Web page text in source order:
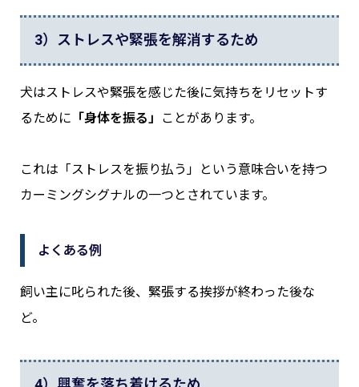
3）ストレスや緊張を解消するため
犬はストレスや緊張を感じた後に気持ちをリセットす
るために 「身体を振る」 ことがあります。
これは「ストレスを振り払う」という意味合いを持つ
カーミングシグナルの一つとされています。
よくある例
飼い主に叱られた後、緊張する挨拶が終わった後な
ど。